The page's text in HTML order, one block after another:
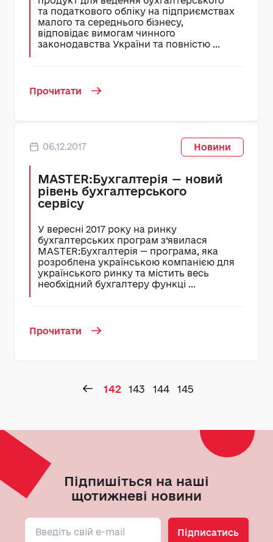
та податкового обліку на підприємствах
малого та середнього бізнесу,
відповідає вимогам чинного
законодавства України та повністю ...
Прочитати
06.12.2017 Новини
MASTER:Бухгалтерія — новий
рівень бухгалтерського
сервісу
У вересні 2017 року на ринку
бухгалтерських програм з’явилася
MASTER:Бухгалтерія — програма, яка
розроблена українською компанією для
українського ринку та містить весь
необхідний бухгалтеру функці ...
Прочитати
142 143 144 145
Підпишіться на наші
щотижневі новини
Підписатись